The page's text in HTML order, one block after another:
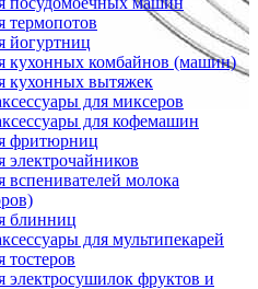
термопотов
йогуртниц
кухонных комбайнов (машин)
кухонных вытяжек
для миксеров
для кофемашин
фритюрниц
электрочайников
вспенивателей молока
блинниц
для мультипекарей
тостеров
электросушилок фруктов и